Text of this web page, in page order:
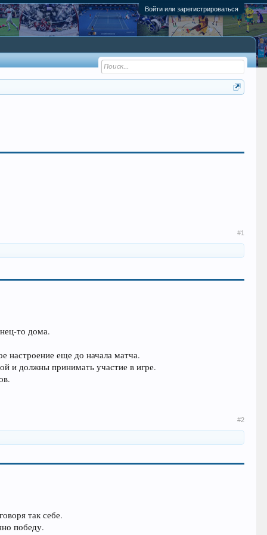
Войти или зарегистрироваться
#1
то дома.
настроение еще до начала матча.
и должны принимать участие в игре.
#2
так себе.
победу.